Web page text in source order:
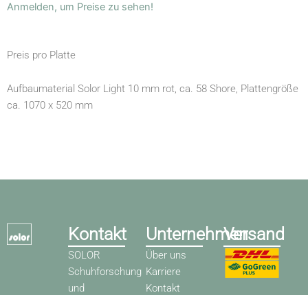
Anmelden, um Preise zu sehen!
Preis pro Platte
Aufbaumaterial Solor Light 10 mm rot, ca. 58 Shore, Plattengröße
ca. 1070 x 520 mm
Kontakt
SOLOR
Schuhforschung
und
Unternehmen
Über uns
Karriere
Kontakt
Versand